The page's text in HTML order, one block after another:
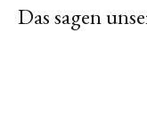
Das sagen